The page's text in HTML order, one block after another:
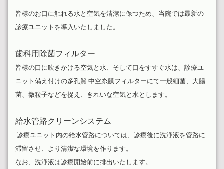
皆様のお口に触れる水と空気を清潔に保つため、当院では最新の
診療ユニットを導入いたしました。
歯科用除菌フィルター
皆様の口に吹きかける空気と水、そして口をすすぐ水は、診療ユ
ニット備え付けの多孔質 中空糸膜フィルターにて一般細菌、大腸
菌、微粒子などを捉え、きれいな空気と水とします。
給水管路クリーンシステム
診療ユニット内の給水管路については、診療後に洗浄液を管路に
滞留させ、より清潔な環境を作ります。
なお、洗浄液は診療開始前に排出いたします。